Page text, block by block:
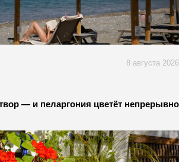
8 августа 2026
непрерывно